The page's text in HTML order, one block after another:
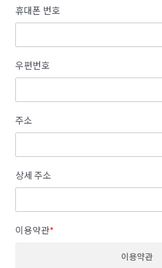
휴대폰 번호
우편번호
주소
상세 주소
이용약관*
이용약관